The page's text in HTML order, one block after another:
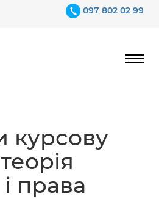
097 802 02 99
курсову
права